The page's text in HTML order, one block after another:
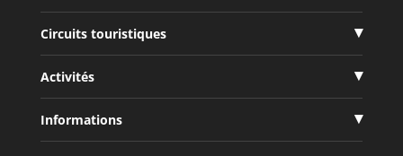
Circuits touristiques
Activités
Informations